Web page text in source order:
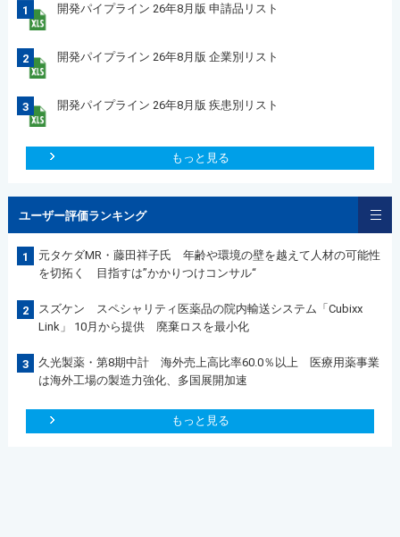
1 開発パイプライン 26年8月版 申請品リスト
2 開発パイプライン 26年8月版 企業別リスト
3 開発パイプライン 26年8月版 疾患別リスト
もっと見る
ユーザー評価ランキング
1
元タケダMR・藤田祥子氏 年齢や環境の壁を越えて人材の可能性
を切拓く 目指すは”かかりつけコンサル“
2
スズケン スペシャリティ医薬品の院内輸送システム「Cubixx
Link」 10月から提供 廃棄ロスを最小化
3
久光製薬・第8期中計 海外売上高比率60.0％以上 医療用薬事業
は海外工場の製造力強化、多国展開加速
もっと見る